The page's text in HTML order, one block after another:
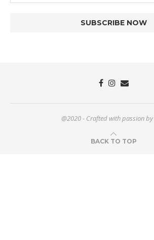
@2020 - Crafted with passion by
BACK TO TOP